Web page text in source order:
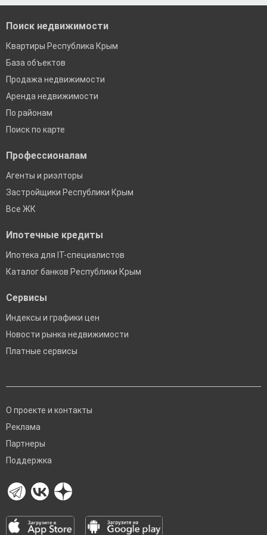
Поиск недвижимости
Квартиры Республика Крым
База объектов
Продажа недвижимости
Аренда недвижимости
По районам
Поиск по карте
Профессионалам
Агенты и риэлторы
Застройщики Республики Крым
Все ЖК
Ипотечные кредиты
Ипотека для IT-специалистов
Каталог банков Республики Крым
Сервисы
Индексы и графики цен
Новости рынка недвижимости
Платные сервисы
О проекте и контакты
Реклама
Партнеры
Поддержка